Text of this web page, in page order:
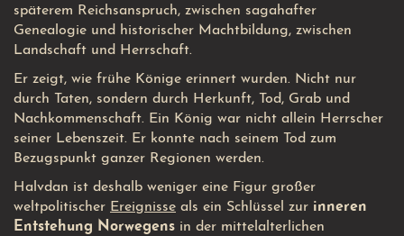
späterem Reichsanspruch, zwischen sagahafter
Genealogie und historischer Machtbildung, zwischen
Landschaft und Herrschaft.
Er zeigt, wie frühe Könige erinnert wurden. Nicht nur
durch Taten, sondern durch Herkunft, Tod, Grab und
Nachkommenschaft. Ein König war nicht allein Herrscher
seiner Lebenszeit. Er konnte nach seinem Tod zum
Bezugspunkt ganzer Regionen werden.
Halvdan ist deshalb weniger eine Figur großer
weltpolitischer Ereignisse als ein Schlüssel zur inneren
Entstehung Norwegens in der mittelalterlichen